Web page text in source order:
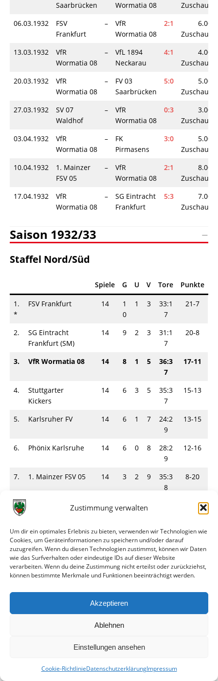
Zustimmung verwalten
Um dir ein optimales Erlebnis zu bieten, verwenden wir Technologien wie
Cookies, um Geräteinformationen zu speichern und/oder darauf
zuzugreifen. Wenn du diesen Technologien zustimmst, können wir Daten
wie das Surfverhalten oder eindeutige IDs auf dieser Website
verarbeiten. Wenn du deine Zustimmung nicht erteilst oder zurückziehst,
können bestimmte Merkmale und Funktionen beeinträchtigt werden.
Akzeptieren
Ablehnen
Einstellungen ansehen
Cookie-RichtlinieDatenschutzerklärungImpressum
Saarbrücken
Wormatia 08
Zuschauer
06.03.1932
FSV
Frankfurt
–
VfR
Wormatia 08
2:1
6.000
Zuschauer
13.03.1932
VfR
Wormatia 08
–
VfL 1894
Neckarau
4:1
4.000
Zuschauer
20.03.1932
VfR
Wormatia 08
–
FV 03
Saarbrücken
5:0
5.000
Zuschauer
27.03.1932
SV 07
Waldhof
–
VfR
Wormatia 08
0:3
3.000
Zuschauer
03.04.1932
VfR
Wormatia 08
–
FK
Pirmasens
3:0
5.000
Zuschauer
10.04.1932
1. Mainzer
FSV 05
–
VfR
Wormatia 08
2:1
8.000
Zuschauer
17.04.1932
VfR
Wormatia 08
–
SG Eintracht
Frankfurt
5:3
7.000
Zuschauer
Saison 1932/33
Staffel Nord/Süd
Spiele G U V Tore Punkte
1.
*
FSV Frankfurt 14
1
0
1 3
33:1
7
21-7
2.
SG Eintracht
Frankfurt (SM)
14 9 2 3
31:1
7
20-8
3. VfR Wormatia 08 14 8 1 5
36:3
7
17-11
4.
Stuttgarter
Kickers
14 6 3 5
35:3
7
15-13
5. Karlsruher FV 14 6 1 7
24:2
9
13-15
6. Phönix Karlsruhe 14 6 0 8
28:2
9
12-16
7. 1. Mainzer FSV 05 14 3 2 9
35:3
8
8-20
8. 14 2 2
1
6-22
*Der FSV Frankfurt hat sich damit für die Endrunde um die
Deutsche Meisterschaft qualifiziert.
Staffel Ost/West
14 9
SpVgg Fürth 14 7 4 3
25:1